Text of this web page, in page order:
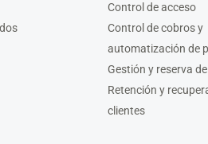
Control de acceso
Control de cobros y
automatización de
Gestión y reserva
Retención y
clientes